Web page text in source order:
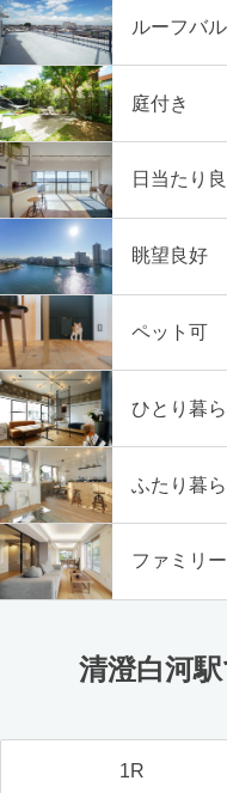
ルーフバ
庭付き
日当たり
眺望良好
ペット可
ひとり暮
ふたり暮
ファミリ
清澄白河
1R